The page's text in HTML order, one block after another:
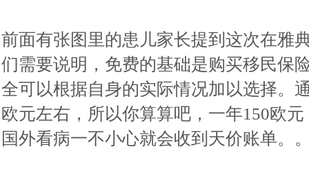
前面有张图里的患儿家长提到这次在雅
们需要说明，免费的基础是购买移民保
全可以根据自身的实际情况加以选择。
欧元左右，所以你算算吧，一年150欧
国外看病一不小心就会收到天价账单。